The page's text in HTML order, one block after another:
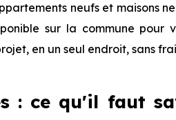
neufs et maisons
sur la commune pour
en un seul endroit, sans
: ce qu'il faut